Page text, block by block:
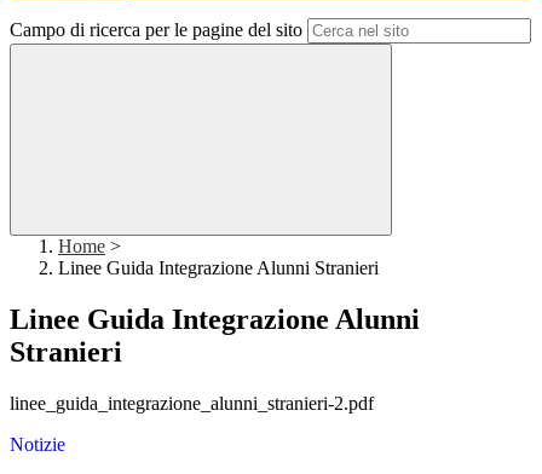
Campo di ricerca per le pagine del sito
Home >
Linee Guida Integrazione Alunni Stranieri
Linee Guida Integrazione Alunni
Stranieri
linee_guida_integrazione_alunni_stranieri-2.pdf
Notizie